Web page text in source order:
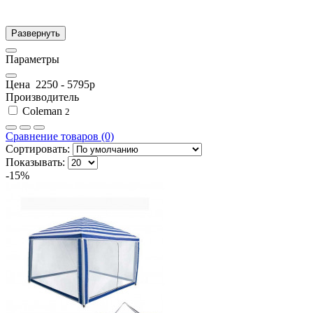
Развернуть
Параметры
Цена 2250 - 5795р
Производитель
Coleman 2
Сравнение товаров (0)
Сортировать:
Показывать:
-15%